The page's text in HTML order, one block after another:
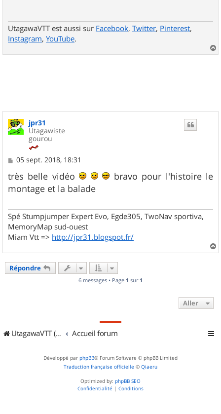
UtagawaVTT est aussi sur Facebook, Twitter, Pinterest,
Instagram, YouTube.
a
jpr31
Utagawiste
gourou
M
s
s
a
05 sept. 2018, 18:31
très belle vidéo
bravo pour l'histoire le
montage et la balade
Spé Stumpjumper Expert Evo, Egde305, TwoNav sportiva,
MemoryMap sud-ouest
Miam Vtt => http://jpr31.blogspot.fr/
a
Répondre
6 messages • Page 1 sur 1
Aller
UtagawaVTT (Randos VTT et VTTAE avec traces GPS) Accueil forum
Développé par phpBB® Forum Software © phpBB Limited
Traduction française officielle © Qiaeru
Optimized by: phpBB SEO
Confidentialité | Conditions